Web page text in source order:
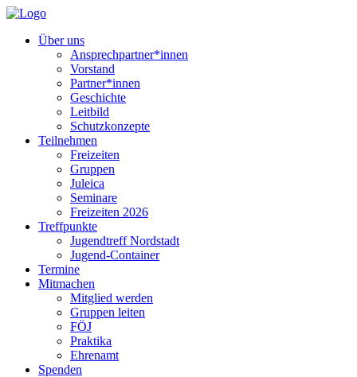
Über uns
Ansprechpartner*innen
Vorstand
Partner*innen
Geschichte
Leitbild
Schutzkonzepte
Teilnehmen
Freizeiten
Gruppen
Juleica
Seminare
Freizeiten 2026
Treffpunkte
Jugendtreff Nordstadt
Jugend-Container
Termine
Mitmachen
Mitglied werden
Gruppen leiten
FÖJ
Praktika
Ehrenamt
Spenden